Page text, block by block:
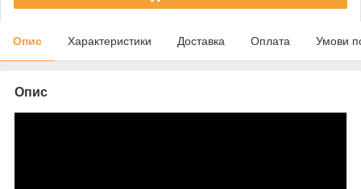
Опис Характеристики Доставка Оплата Умови
Опис